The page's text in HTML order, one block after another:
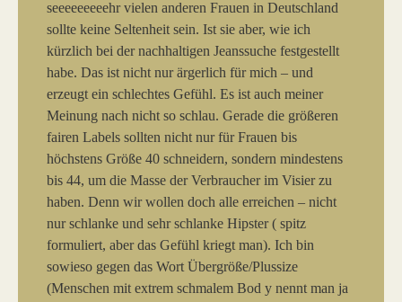
seeeeeeeeehr vielen anderen Frauen in Deutschland
sollte keine Seltenheit sein. Ist sie aber, wie ich
kürzlich bei der nachhaltigen Jeanssuche festgestellt
habe. Das ist nicht nur ärgerlich für mich – und
erzeugt ein schlechtes Gefühl. Es ist auch meiner
Meinung nach nicht so schlau. Gerade die größeren
fairen Labels sollten nicht nur für Frauen bis
höchstens Größe 40 schneidern, sondern mindestens
bis 44, um die Masse der Verbraucher im Visier zu
haben. Denn wir wollen doch alle erreichen – nicht
nur schlanke und sehr schlanke Hipster ( spitz
formuliert, aber das Gefühl kriegt man). Ich bin
sowieso gegen das Wort Übergröße/Plussize
(Menschen mit extrem schmalem Bod y nennt man ja